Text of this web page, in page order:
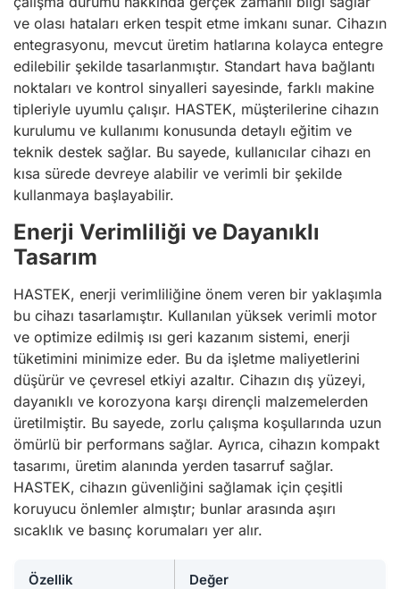
ve olası hataları erken tespit etme imkanı sunar. Cihazın
entegrasyonu, mevcut üretim hatlarına kolayca entegre
edilebilir şekilde tasarlanmıştır. Standart hava bağlantı
noktaları ve kontrol sinyalleri sayesinde, farklı makine
tipleriyle uyumlu çalışır. HASTEK, müşterilerine cihazın
kurulumu ve kullanımı konusunda detaylı eğitim ve
teknik destek sağlar. Bu sayede, kullanıcılar cihazı en
kısa sürede devreye alabilir ve verimli bir şekilde
kullanmaya başlayabilir.
Enerji Verimliliği ve Dayanıklı
Tasarım
HASTEK, enerji verimliliğine önem veren bir yaklaşımla
bu cihazı tasarlamıştır. Kullanılan yüksek verimli motor
ve optimize edilmiş ısı geri kazanım sistemi, enerji
tüketimini minimize eder. Bu da işletme maliyetlerini
düşürür ve çevresel etkiyi azaltır. Cihazın dış yüzeyi,
dayanıklı ve korozyona karşı dirençli malzemelerden
üretilmiştir. Bu sayede, zorlu çalışma koşullarında uzun
ömürlü bir performans sağlar. Ayrıca, cihazın kompakt
tasarımı, üretim alanında yerden tasarruf sağlar.
HASTEK, cihazın güvenliğini sağlamak için çeşitli
koruyucu önlemler almıştır; bunlar arasında aşırı
sıcaklık ve basınç korumaları yer alır.
Özellik Değer